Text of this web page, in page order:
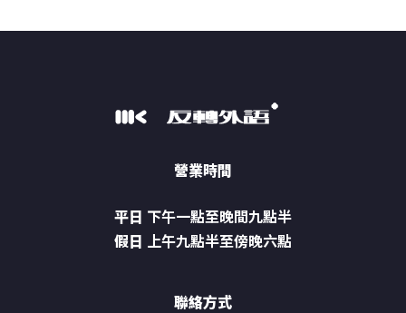
營業時間
平日 下午一點至晚間九點半
假日 上午九點半至傍晚六點
聯絡方式